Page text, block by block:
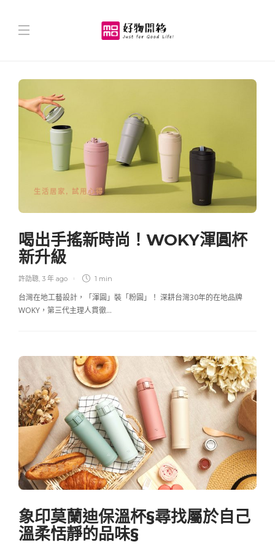
生活居家 , 試用心得
喝出手搖新時尚！WOKY渾圓杯
新升級
許劭聰, 3 年 ago 1 min
台灣在地工藝設計，「渾圓」裝「粉圓」！ 深耕台灣30年的在地品牌
WOKY，第三代主理人貫徹…
生活居家,試用心得
象印莫蘭迪保溫杯§尋找屬於自己
溫柔恬靜的品味§